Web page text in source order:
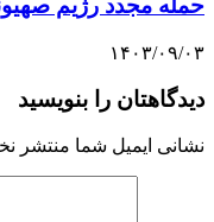
حمله مجدد رژیم
۱۴۰۳/۰۹/۰۳
دیدگاهتان را بنویسید
نشانی ایمیل شما منتشر